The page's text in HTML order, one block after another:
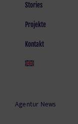
Stories
Projekte
Kontakt
Agentur News